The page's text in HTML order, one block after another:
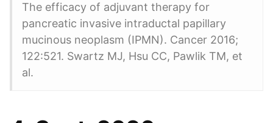
The efficacy of adjuvant therapy for
pancreatic invasive intraductal papillary
mucinous neoplasm (IPMN). Cancer 2016;
122:521. Swartz MJ, Hsu CC, Pawlik TM, et
al.